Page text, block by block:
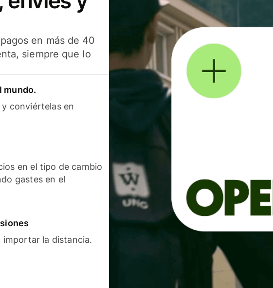
en más de 40
siempre que lo
mundo.
conviértelas en
en el tipo de cambio
gastes en el
importar la distancia.